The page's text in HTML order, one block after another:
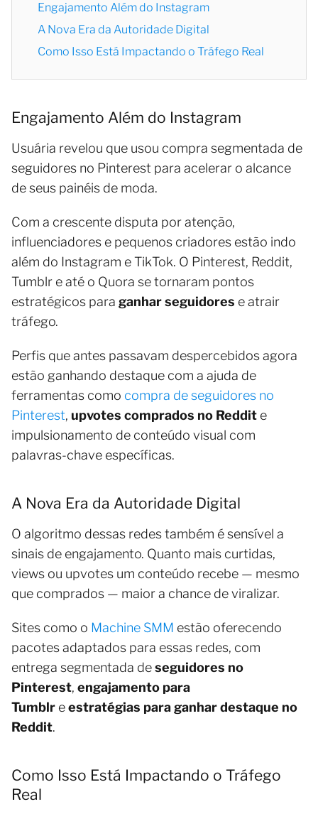
Engajamento Além do Instagram
A Nova Era da Autoridade Digital
Como Isso Está Impactando o Tráfego Real
Engajamento Além do Instagram
Usuária revelou que usou compra segmentada de
seguidores no Pinterest para acelerar o alcance
de seus painéis de moda.
Com a crescente disputa por atenção,
influenciadores e pequenos criadores estão indo
além do Instagram e TikTok. O Pinterest, Reddit,
Tumblr e até o Quora se tornaram pontos
estratégicos para ganhar seguidores e atrair
tráfego.
Perfis que antes passavam despercebidos agora
estão ganhando destaque com a ajuda de
ferramentas como compra de seguidores no
Pinterest, upvotes comprados no Reddit e
impulsionamento de conteúdo visual com
palavras-chave específicas.
A Nova Era da Autoridade Digital
O algoritmo dessas redes também é sensível a
sinais de engajamento. Quanto mais curtidas,
views ou upvotes um conteúdo recebe — mesmo
que comprados — maior a chance de viralizar.
Sites como o Machine SMM estão oferecendo
pacotes adaptados para essas redes, com
entrega segmentada deseguidores no
Pinterest, engajamento para
Tumblr eestratégias para ganhar destaque no
Reddit.
Como Isso Está Impactando o Tráfego
Real